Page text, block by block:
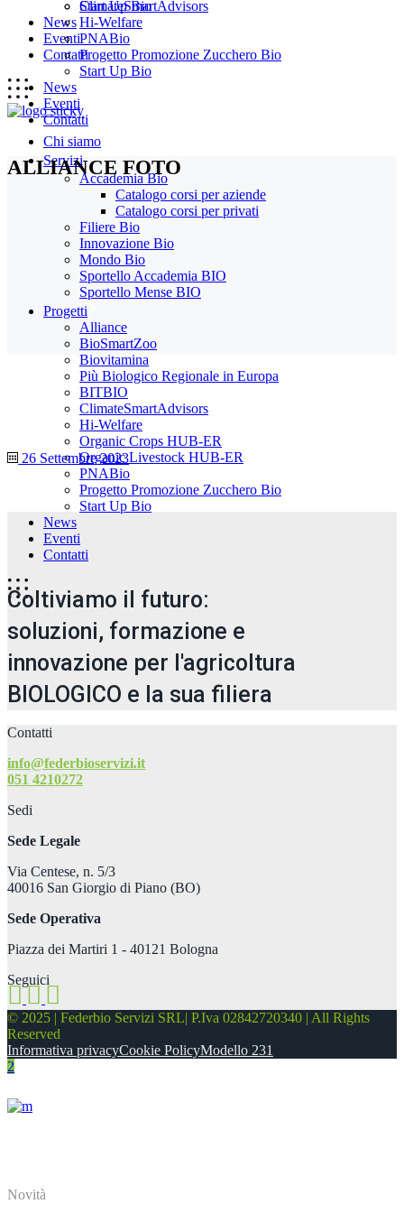
Start Up Bio
News
Eventi
Contatti
Chi siamo
Servizi
Accademia Bio
Catalogo corsi per aziende
Catalogo corsi per privati
Filiere Bio
Innovazione Bio
Mondo Bio
Sportello Accademia BIO
Sportello Mense BIO
Progetti
Alliance
BioSmartZoo
Biovitamina
Più Biologico Regionale in Europa
BITBIO
ClimateSmartAdvisors
Hi-Welfare
Organic Crops HUB-ER
Organic Livestock HUB-ER
PNABio
Progetto Promozione Zucchero Bio
Start Up Bio
News
Eventi
Contatti
ClimateSmartAdvisors
Hi-Welfare
PNABio
Progetto Promozione Zucchero Bio
Start Up Bio
News
Eventi
Contatti
ALLIANCE FOTO
26 Settembre 2023
Coltiviamo il futuro:
soluzioni, formazione e
innovazione per l'agricoltura
BIOLOGICO e la sua filiera
Contatti
info@federbioservizi.it
051 4210272
Sedi
Sede Legale
Via Centese, n. 5/3
40016 San Giorgio di Piano (BO)
Sede Operativa
Piazza dei Martiri 1 - 40121 Bologna
Seguici
© 2025 | Federbio Servizi SRL| P.Iva 02842720340 | All Rights
Reserved
Informativa privacyCookie PolicyModello 231
Novità